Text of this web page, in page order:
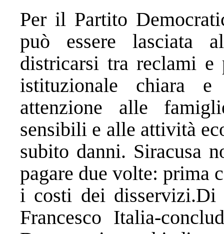
Per il Partito
può essere lasciata
districarsi tra reclami e
istituzionale chiara e
attenzione alle
sensibili e alle attività
subito danni. Siracusa
pagare due volte: prima
i costi dei disservizi.Di
Francesco Italia-